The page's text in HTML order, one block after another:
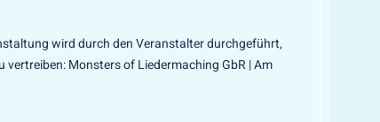
wird durch den Veranstalter durchgeführt,
Monsters of Liedermaching GbR | Am